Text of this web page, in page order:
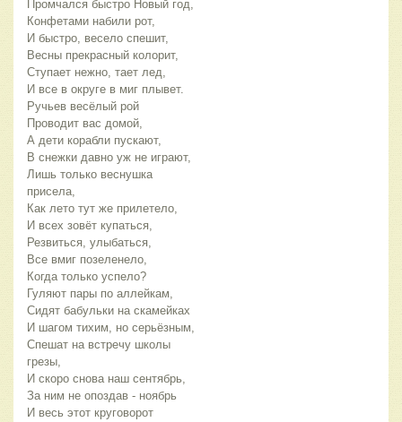
Промчался быстро Новый год,
Конфетами набили рот,
И быстро, весело спешит,
Весны прекрасный колорит,
Ступает нежно, тает лед,
И все в округе в миг плывет.
Ручьев весёлый рой
Проводит вас домой,
А дети корабли пускают,
В снежки давно уж не играют,
Лишь только веснушка
присела,
Как лето тут же прилетело,
И всех зовёт купаться,
Резвиться, улыбаться,
Все вмиг позеленело,
Когда только успело?
Гуляют пары по аллейкам,
Сидят бабульки на скамейках
И шагом тихим, но серьёзным,
Спешат на встречу школы
грезы,
И скоро снова наш сентябрь,
За ним не опоздав - ноябрь
И весь этот круговорот